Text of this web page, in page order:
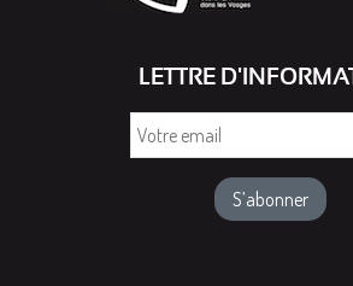
LETTRE